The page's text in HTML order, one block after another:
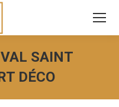
SAINT
DÉCO
êtes ici :